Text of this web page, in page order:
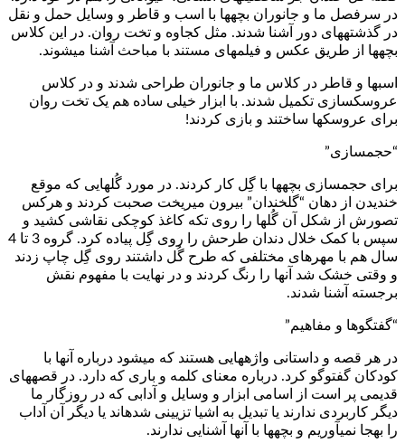
در سرفصل ما و جانوران بچه­ها با اسب و قاطر و وسایل حمل و نقل
در گذشته­های دور آشنا شدند. مثل کجاوه و تخت روان. در این کلاس
بچه­ها از طریق عکس و فیلم­های مستند با مباحث آشنا می­شوند.
اسب­ها و قاطر در کلاس ما و جانوران طراحی شدند و در کلاس
عروسک­سازی تکمیل شدند. با ابزار خیلی ساده هم یک تخت روان
برای عروسک­ها ساختند و بازی کردند!
“حجم­سازی”
برای حجم­سازی بچه­ها با گِل کار کردند. در مورد گُل­هایی که موقع
خندیدن از دهان “گل­خندان” بیرون می­ریخت صحبت کردند و هرکس
تصورش از شکل آن گُل­ها را روی تکه کاغذ کوچکی نقاشی کشید و
سپس با کمک خلال دندان طرحش را روی گِل پیاده کرد. گروه 3 تا 4
سال هم با مهر­های مختلفی که طرح گُل داشتند روی گِل چاپ زدند
و وقتی خشک شد آن­ها را رنگ کردند و در نهایت با مفهوم نقش
برجسته آشنا شدند.
“گفتگوها و مفاهیم”
در هر قصه و داستانی واژه­هایی هستند که می­شود درباره آنها با
کودکان گفت­وگو کرد. درباره معنای کلمه و باری که دارد. در قصه­های
قدیمی پر است از اسامی ابزار و وسایل و آدابی که در روزگار ما
دیگر کاربردی ندارند یا تبدیل به اشیا تزیینی شده­اند یا دیگر آن آداب
را به­جا نمی­آوریم و بچه­ها با آنها آشنایی ندارند.